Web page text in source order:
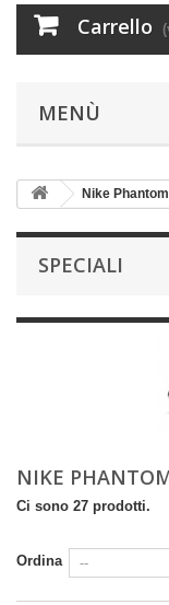
Carrello
MENÙ
Nike Phantom
SPECIALI
NIKE
Ci sono 27 prodotti.
Ordina